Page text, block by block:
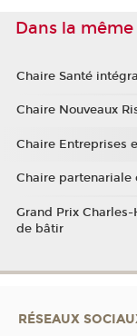
Dans la
Chaire Santé
Chaire Nouveaux
Chaire Entreprises
Chaire partenariale
Grand Prix
de bâtir
RÉSEAUX